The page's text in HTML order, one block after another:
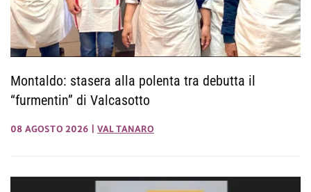
Montaldo: stasera alla polenta tra debutta il
“furmentin” di Valcasotto
08 AGOSTO 2026 VAL TANARO